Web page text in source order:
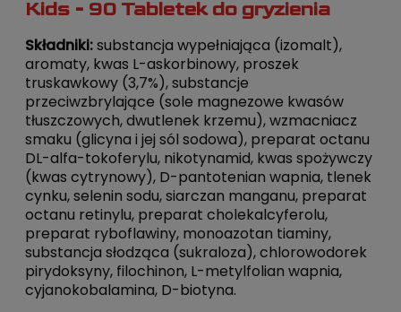
Kids - 90 Tabletek do gryzienia
Składniki:substancja wypełniająca (izomalt),
aromaty, kwas L-askorbinowy, proszek
truskawkowy (3,7%), substancje
przeciwzbrylające (sole magnezowe kwasów
tłuszczowych, dwutlenek krzemu), wzmacniacz
smaku (glicyna i jej sól sodowa), preparat octanu
DL-alfa-tokoferylu, nikotynamid, kwas spożywczy
(kwas cytrynowy), D-pantotenian wapnia, tlenek
cynku, selenin sodu, siarczan manganu, preparat
octanu retinylu, preparat cholekalcyferolu,
preparat ryboflawiny, monoazotan tiaminy,
substancja słodząca (sukraloza), chlorowodorek
pirydoksyny, filochinon, L-metylfolian wapnia,
cyjanokobalamina, D-biotyna.